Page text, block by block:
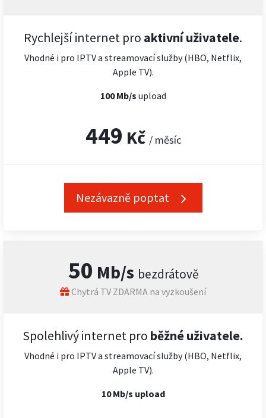
50 Mb/s bezdrátově
Chytrá TV ZDARMA na vyzkoušení
Spolehlivý internet pro běžné uživatele.
Vhodné i pro IPTV a streamovací služby (HBO, Netflix,
Apple TV).
10 Mb/s upload
Rychlejší internet pro aktivní uživatele.
Vhodné i pro IPTV a streamovací služby (HBO, Netflix,
Apple TV).
100 Mb/s upload
449 Kč / měsíc
Nezávazně poptat